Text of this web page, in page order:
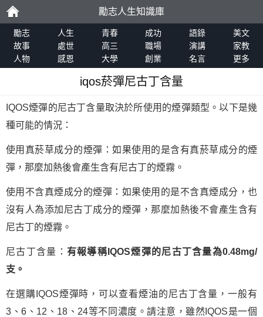
勵
志
勵志人生知識庫
勵志 人生 青春 成功 語錄
美文
故事
處世 高三 職場 演講
家教
人物
感恩 大學 創業 名言 更多
iqos菸彈尼古丁含量
IQOS煙彈的尼古丁含量取決於所使用的煙彈類型。以下是幾
種可能的情況：
使用真菸草成分的煙彈：如果使用的是含有真菸草成分的煙
彈，那麼加熱後會產生含有尼古丁的煙霧。
使用不含真煙成分的煙彈：如果使用的是不含真煙成分，也
沒有人為添加尼古丁成分的煙彈，那麼加熱後不會產生含有
尼古丁的煙霧。
尼古丁含量： 有報導稱IQOS煙彈的尼古丁含量為0.48mg/
支。
在選購IQOS煙彈時，可以查看煙油的尼古丁含量，一般有
3、6、12、18、24等不同濃度。請注意，雖然IQOS是一個